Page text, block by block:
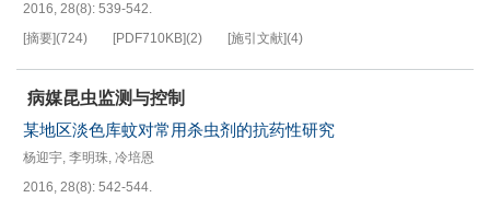
2016, 28(8): 539-542.
[摘要](724) [PDF710KB](2) [施引文献](4)
病媒昆虫监测与控制
某地区淡色库蚊对常用杀虫剂的抗药性研究
杨迎宇, 李明珠, 冷培恩
2016, 28(8): 542-544.